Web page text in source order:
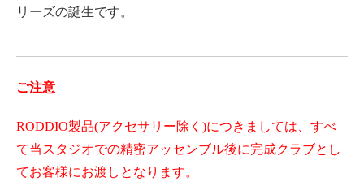
リーズの誕生です。
ご注意
RODDIO製品(アクセサリー除く)につきましては、すべ
て当スタジオでの精密アッセンブル後に完成クラブとし
てお客様にお渡しとなります。